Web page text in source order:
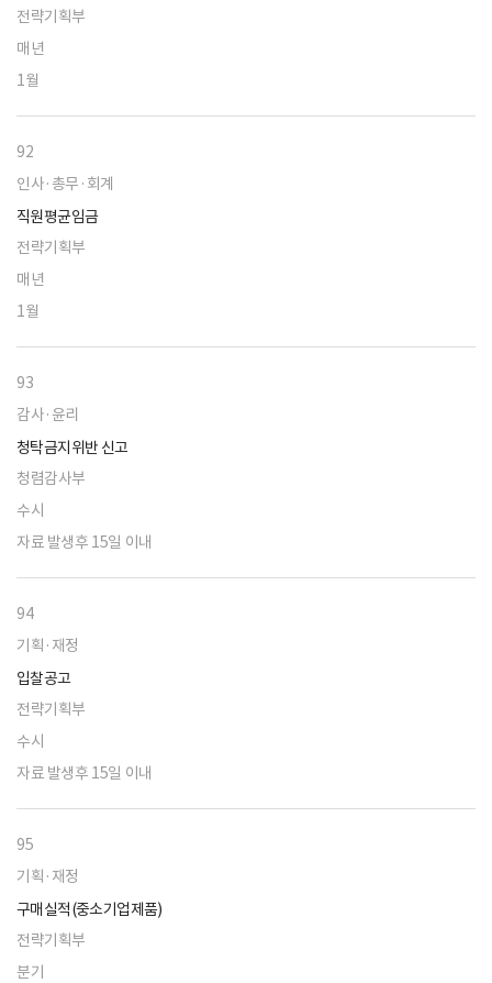
전략기획부
매년
1월
92
인사·총무·회계
직원평균임금
전략기획부
매년
1월
93
감사·윤리
청탁금지위반 신고
청렴감사부
수시
자료 발생후 15일 이내
94
기획·재정
입찰공고
전략기획부
수시
자료 발생후 15일 이내
95
기획·재정
구매실적(중소기업제품)
전략기획부
분기